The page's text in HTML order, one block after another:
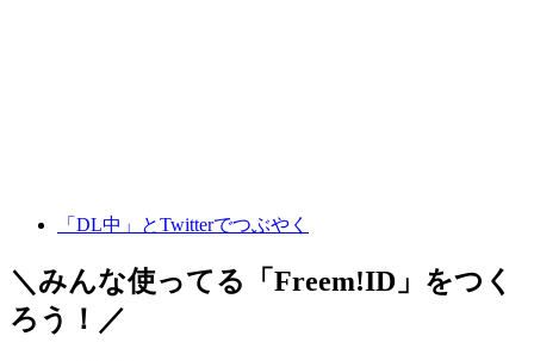
「DL中」とTwitterでつぶやく
＼みんな使ってる「 Freem!ID 」をつく
ろう！／